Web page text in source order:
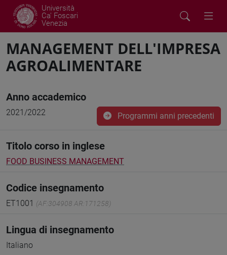
Università
Ca' Foscari
Venezia
MANAGEMENT DELL'IMPRESA
AGROALIMENTARE
Anno accademico
2021/2022 Programmi anni precedenti
Titolo corso in inglese
FOOD BUSINESS MANAGEMENT
Codice insegnamento
ET1001 (AF:304908 AR:171258)
Lingua di insegnamento
Italiano